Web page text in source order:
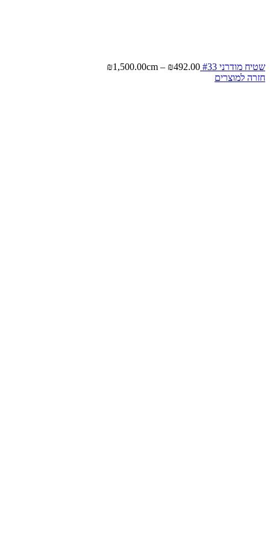
שטיח מודרני #33 ₪492.00
–
₪1,500.00cm
חזרה למוצרים